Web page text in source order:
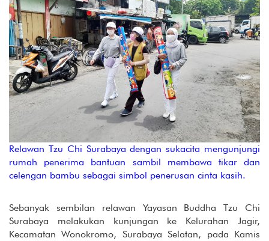
Relawan Tzu Chi Surabaya dengan sukacita mengunjungi
rumah penerima bantuan sambil membawa tikar dan
celengan bambu sebagai simbol penerusan cinta kasih.
Sebanyak sembilan relawan Yayasan Buddha Tzu Chi
Surabaya melakukan kunjungan ke Kelurahan Jagir,
Kecamatan Wonokromo, Surabaya Selatan, pada Kamis